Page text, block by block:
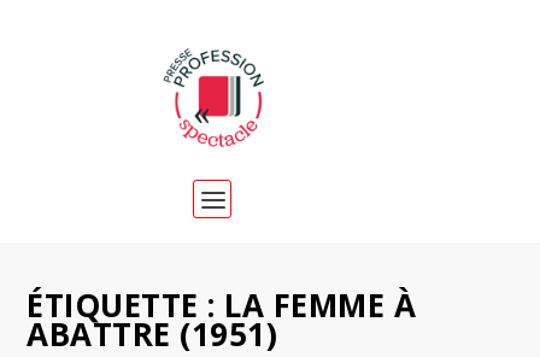
ÉTIQUETTE : LA FEMME À
ABATTRE (1951)